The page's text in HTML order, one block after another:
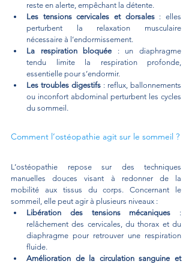
reste en alerte, empêchant la détente.
Les tensions cervicales et dorsales : elles
perturbent la relaxation musculaire
nécessaire à l’endormissement.
La respiration bloquée : un diaphragme
tendu limite la respiration profonde,
essentielle pour s’endormir.
Les troubles digestifs : reflux, ballonnements
ou inconfort abdominal perturbent les cycles
du sommeil.
Comment l’ostéopathie agit sur le sommeil ?
L’ostéopathie repose sur des techniques
manuelles douces visant à redonner de la
mobilité aux tissus du corps. Concernant le
sommeil, elle peut agir à plusieurs niveaux :
Libération des tensions mécaniques :
relâchement des cervicales, du thorax et du
diaphragme pour retrouver une respiration
fluide.
Amélioration de la circulation sanguine et